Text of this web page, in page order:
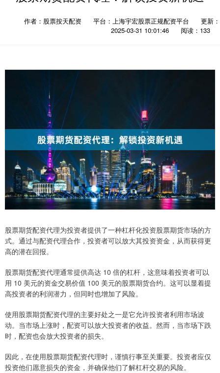
作者：股票按天配资 平台：上海宇宏股票正规配资平台
更新：
2025-03-31 10:01:46
阅读：133
股票期货配资代理为投资者提供了一种杠杆化投资股票期货市场的方
式。通过与配资代理合作，投资者可以放大其投资资金，从而获得更
高的潜在回报。
股票期货配资代理通常提供高达 10 倍的杠杆，这意味着投资者可以
用 10 美元的资金交易价值 100 美元的股票期货合约。这可以显着提
高投资者的利润潜力，但同时也增加了风险。
使用股票期货配资代理的主要好处之一是它允许投资者利用市场波
动。当市场上涨时，配资可以放大投资者的收益。然而，当市场下跌
时，配资也会放大投资者的损失。
因此，在使用股票期货配资代理时，谨慎行事至关重要。投资者应仅
投资他们愿意损失的资金，并确保他们了解杠杆交易的风险。